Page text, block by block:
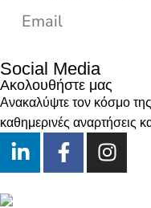
Social Media
Ακολουθήστε μας
Ανακαλύψτε τον κόσμο
καθημερινές αναρτήσεις